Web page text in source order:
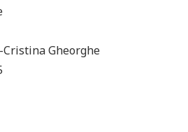
Cristina Gheorghe